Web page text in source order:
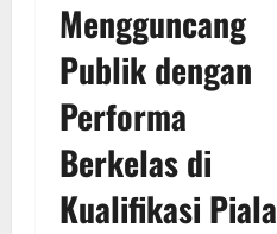
Mengguncang
Publik dengan
Performa
Berkelas di
Kualifikasi Piala